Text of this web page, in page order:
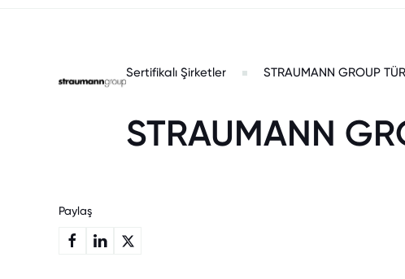
Sertifikalı Şirketler STRAUMANN GROUP
STRAUMANN
Paylaş